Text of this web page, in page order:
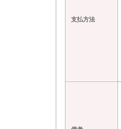
支払方法